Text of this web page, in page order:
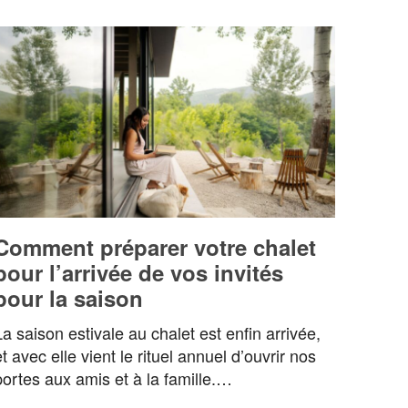
préparer votre chalet
l’arrivée de vos invités
la saison
saison estivale au chalet est enfin arrivée,
avec elle vient le rituel annuel d’ouvrir nos
aux amis et à la famille.…